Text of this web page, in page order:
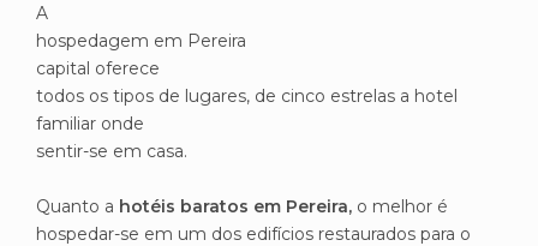
A
hospedagem em Pereira
capital oferece
todos os tipos de lugares, de cinco estrelas a hotel
familiar onde
sentir-se em casa.
Quanto a hotéis baratos em Pereira, o melhor é
hospedar-se em um dos edifícios restaurados para o